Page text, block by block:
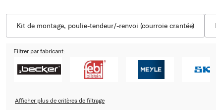
Ou choix du véhicule selon les critères suivants :
Choix du modèle
Kit de montage, poulie-tendeur/-renvoi (courroie crantée)
Filtrer par fabricant:
Afficher plus de critères de filtrage